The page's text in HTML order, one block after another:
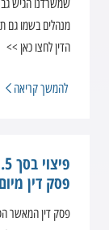
מנהלים בשמו גם
הדין לחצו כאן >>
להמשך קריאה
פסק דין מיום 12.5.26.